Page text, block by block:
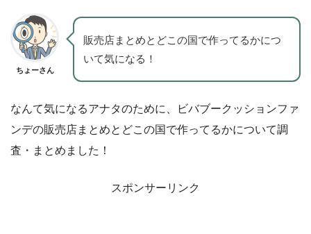
ちょーさん
販売店まとめとどこの国で作ってるかにつ
いて気になる！
なんて気になるアナタのために、ビバブークッションファ
ンデの販売店まとめとどこの国で作ってるかについて調
査・まとめました！
スポンサーリンク